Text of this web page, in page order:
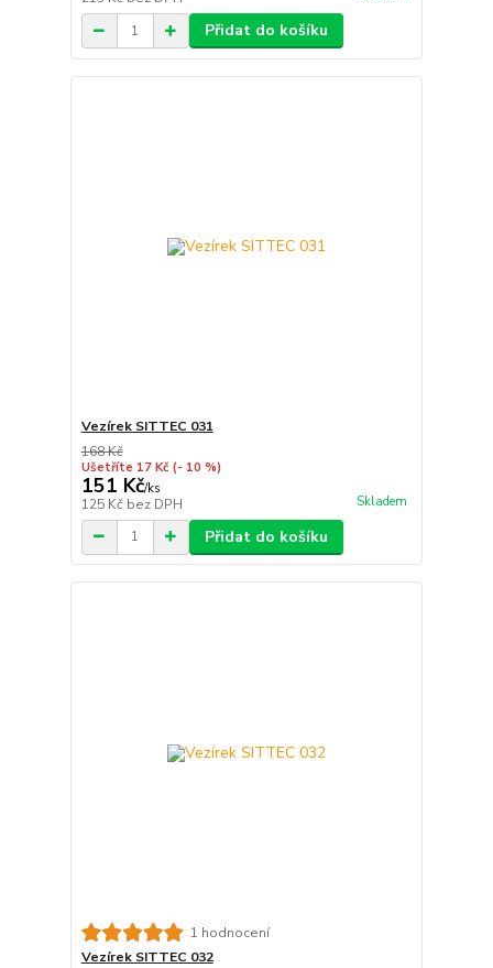
Přidat do košíku
Vezírek SITTEC 031
168 Kč
Ušetříte 17 Kč (- 10 %)
151 Kč/ks
125 Kč bez DPH Skladem
Přidat do košíku
1 hodnocení
Vezírek SITTEC 032